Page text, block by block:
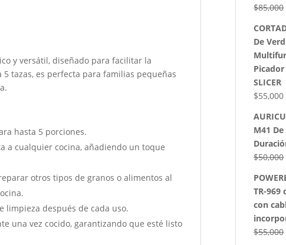
y versátil, diseñado para facilitar la
tazas, es perfecta para familias pequeñas
hasta 5 porciones.
a cualquier cocina, añadiendo un toque
otros tipos de granos o alimentos al
limpieza después de cada uso.
una vez cocido, garantizando que esté listo
$85,000
De
Picador
SLICER
$55,000
M41
$50,000
TR-969
con
$55,000